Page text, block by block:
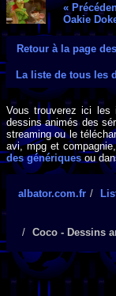
«
Oakie
Retour à la page
La liste de tous les
Vous trouverez ici
dessins animés des
streaming ou le
avi, mpg et
des génériques ou
albator.com.fr
Coco - Dessins